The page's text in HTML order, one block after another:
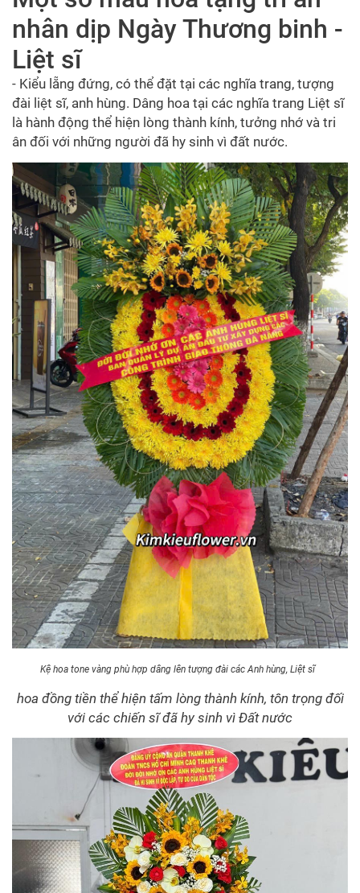
nhân dịp Ngày Thương binh -
Liệt sĩ
- Kiểu lẵng đứng, có thể đặt tại các nghĩa trang, tượng
đài liệt sĩ, anh hùng. Dâng hoa tại các nghĩa trang Liệt sĩ
là hành động thể hiện lòng thành kính, tưởng nhớ và tri
ân đối với những người đã hy sinh vì đất nước.
Kệ hoa tone vàng phù hợp dâng lên tượng đài các Anh hùng, Liệt sĩ
hoa đồng tiền thể hiện tấm lòng thành kính, tôn trọng đối
với các chiến sĩ đã hy sinh vì Đất nước